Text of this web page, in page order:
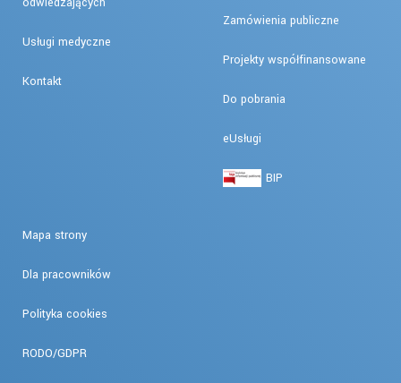
Usługi medyczne
Kontakt
Zamówienia publiczne
Projekty współfinansowane
Do pobrania
eUsługi
BIP
Mapa strony
Dla pracowników
Polityka cookies
RODO/GDPR